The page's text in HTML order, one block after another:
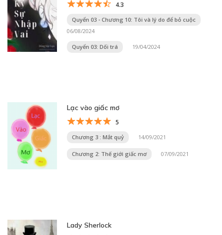
4.3
Quyển 03 - Chương 10: Tôi và lý do để bỏ cuộc
06/08/2024
Quyển 03: Dối trá 19/04/2024
Lạc vào giấc mơ
5
Chương 3 : Mắt quỷ 14/09/2021
Chương 2: Thế giới giấc mơ 07/09/2021
Lady Sherlock